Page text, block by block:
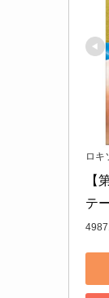
ロキ
【
テ